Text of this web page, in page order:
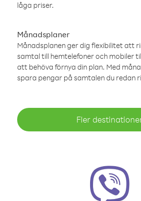
låga priser.
Månadsplaner
Månadsplanen ger dig flexibilitet att
samtal till hemtelefoner och mobiler
att behöva förnya din plan. Med
spara pengar på samtalen du redan
Fler